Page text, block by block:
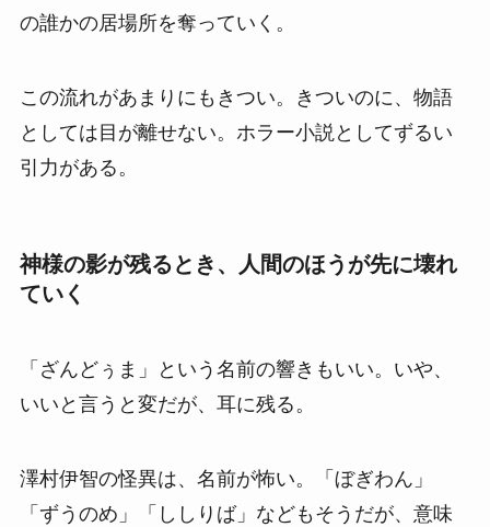
の誰かの居場所を奪っていく。
この流れがあまりにもきつい。きついのに、物語
としては目が離せない。ホラー小説としてずるい
引力がある。
神様の影が残るとき、人間のほうが先に壊れ
ていく
「ざんどぅま」という名前の響きもいい。いや、
いいと言うと変だが、耳に残る。
澤村伊智の怪異は、名前が怖い。「ぼぎわん」
「ずうのめ」「ししりば」などもそうだが、意味